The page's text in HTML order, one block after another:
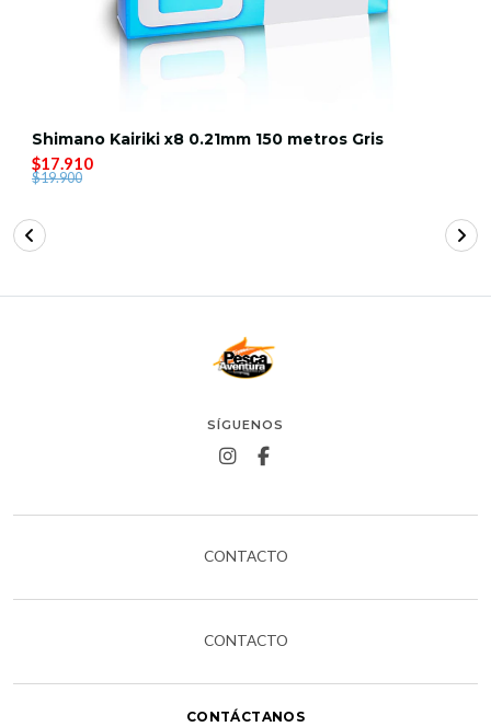
Shimano Kairiki x8 0.21mm 150 metros Gris
$17.910
$19.900
SÍGUENOS
CONTACTO
CONTACTO
CONTÁCTANOS